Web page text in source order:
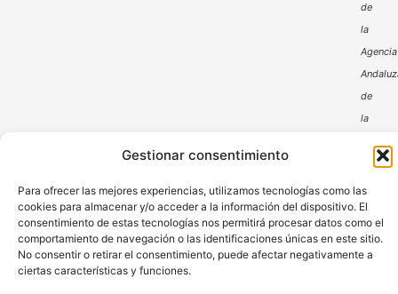
Gestionar consentimiento
Para ofrecer las mejores experiencias, utilizamos tecnologías como las
cookies para almacenar y/o acceder a la información del dispositivo. El
consentimiento de estas tecnologías nos permitirá procesar datos como el
comportamiento de navegación o las identificaciones únicas en este sitio.
No consentir o retirar el consentimiento, puede afectar negativamente a
ciertas características y funciones.
de
la
Agencia
de
la
Aviso Legal Política de Privacidad